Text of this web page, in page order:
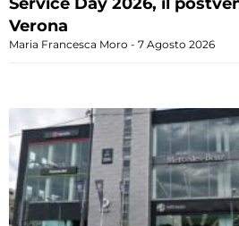
Verona
Maria Francesca Moro 7 Agosto 2026